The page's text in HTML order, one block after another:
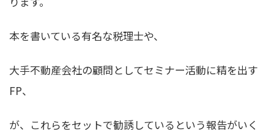
本を書いている有名な税理士や、
大手不動産会社の顧問としてセミナー活動に精を出す
FP、
が、これらをセットで勧誘しているという報告がいく